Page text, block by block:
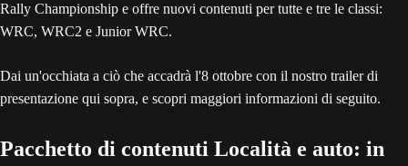
Rally Championship e offre nuovi contenuti per tutte e tre le classi:
WRC, WRC2 e Junior WRC.
Dai un'occhiata a ciò che accadrà l'8 ottobre con il nostro trailer di
presentazione qui sopra, e scopri maggiori informazioni di seguito.
Pacchetto di contenuti Località e auto: in